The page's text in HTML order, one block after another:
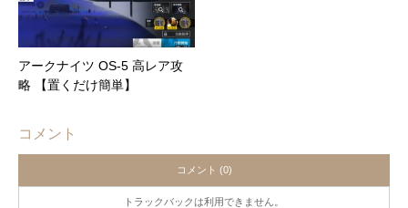
アークナイツ OS-5 高レア攻
略 【置くだけ簡単】
コメント
コメント (0)
トラックバックは利用できません。